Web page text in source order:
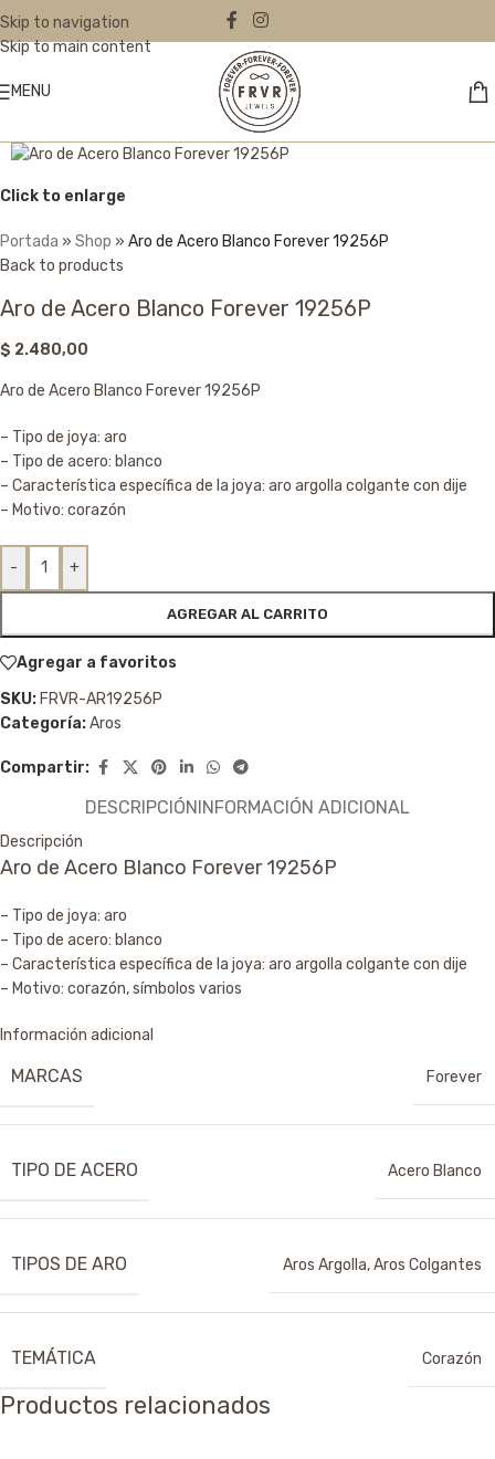
Skip to navigation
Skip to main content
MENU
Click to enlarge
Portada » Shop » Aro de Acero Blanco Forever 19256P
Back to products
Aro de Acero Blanco Forever 19256P
$ 2.480,00
Aro de Acero Blanco Forever 19256P
– Tipo de joya: aro
– Tipo de acero: blanco
– Característica específica de la joya: aro argolla colgante con dije
– Motivo: corazón
- +
AGREGAR AL CARRITO
Agregar a favoritos
SKU: FRVR-AR19256P
Categoría:Aros
Compartir:
DESCRIPCIÓNINFORMACIÓN ADICIONAL
Descripción
Aro de Acero Blanco Forever 19256P
– Tipo de joya: aro
– Tipo de acero: blanco
– Característica específica de la joya: aro argolla colgante con dije
– Motivo: corazón, símbolos varios
Información adicional
MARCAS Forever
TIPO DE ACERO Acero Blanco
TIPOS DE ARO Aros Argolla,Aros Colgantes
TEMÁTICA Corazón
Productos relacionados